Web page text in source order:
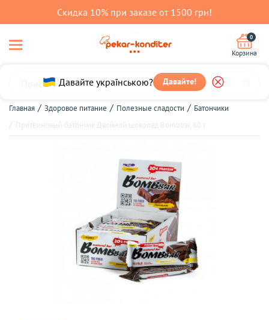
Скидка 10% при заказе от 1500 грн!
Давайте українською? Давайте!
0
Корзина
Главная Здоровое питание Полезные сладости
Батончики